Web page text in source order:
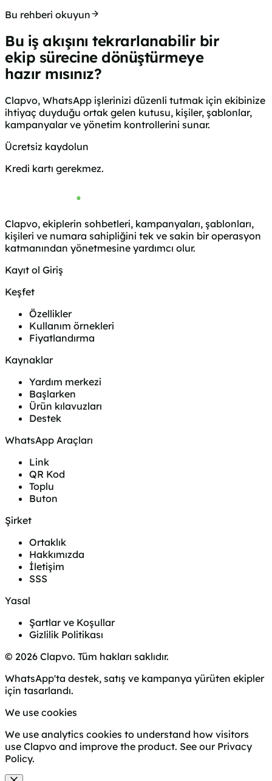
Bu rehberi okuyun
Bu iş akışını tekrarlanabilir bir
ekip sürecine dönüştürmeye
hazır mısınız?
Clapvo, WhatsApp işlerinizi düzenli tutmak için ekibinize
ihtiyaç duyduğu ortak gelen kutusu, kişiler, şablonlar,
kampanyalar ve yönetim kontrollerini sunar.
Ücretsiz kaydolun
Kredi kartı gerekmez.
Clapvo, ekiplerin sohbetleri, kampanyaları, şablonları,
kişileri ve numara sahipliğini tek ve sakin bir operasyon
katmanından yönetmesine yardımcı olur.
Kayıt ol Giriş
Keşfet
Özellikler
Kullanım örnekleri
Fiyatlandırma
Kaynaklar
Yardım merkezi
Başlarken
Ürün kılavuzları
Destek
WhatsApp Araçları
Link
QR Kod
Toplu
Buton
Şirket
Ortaklık
Hakkımızda
İletişim
SSS
Yasal
Şartlar ve Koşullar
Gizlilik Politikası
© 2026 Clapvo. Tüm hakları saklıdır.
WhatsApp'ta destek, satış ve kampanya yürüten ekipler
için tasarlandı.
We use cookies
We use analytics cookies to understand how visitors
use Clapvo and improve the product. See our Privacy
Policy.